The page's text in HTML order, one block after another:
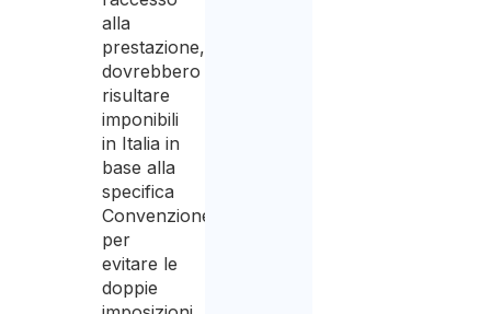
alla
prestazione,
dovrebbero
risultare
imponibili
in Italia in
base alla
specifica
Convenzione
per
evitare le
doppie